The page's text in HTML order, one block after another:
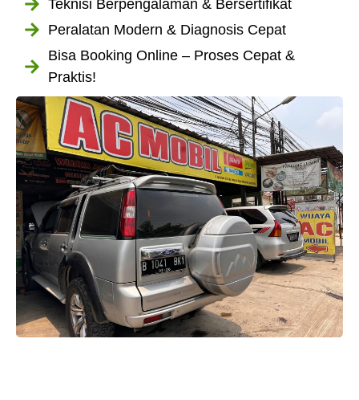
Teknisi Berpengalaman & Bersertifikat
Peralatan Modern & Diagnosis Cepat
Bisa Booking Online – Proses Cepat &
Praktis!